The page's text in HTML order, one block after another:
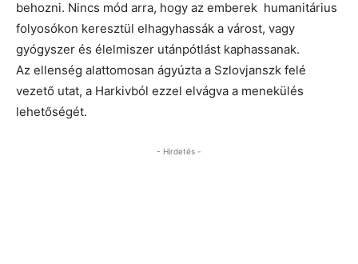
behozni. Nincs mód arra, hogy az emberek humanitárius
folyosókon keresztül elhagyhassák a várost, vagy
gyógyszer és élelmiszer utánpótlást kaphassanak.
Az ellenség alattomosan ágyúzta a Szlovjanszk felé
vezető utat, a Harkivból ezzel elvágva a menekülés
lehetőségét.
- Hirdetés -